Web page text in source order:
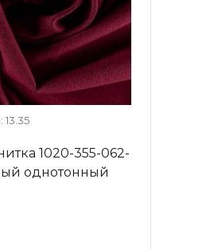
13.35
1020-355-062-
однотонный